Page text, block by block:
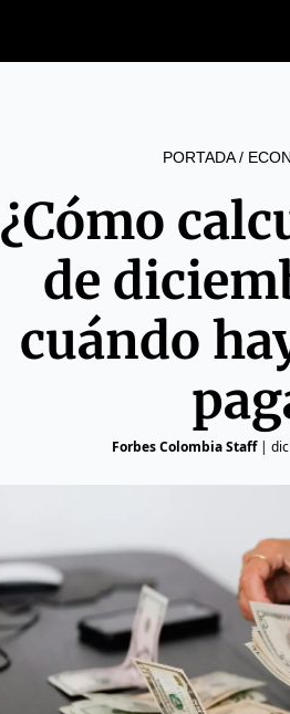
PORTADA/
¿Cómo
de
cuándo
Forbes Colombia Staff|